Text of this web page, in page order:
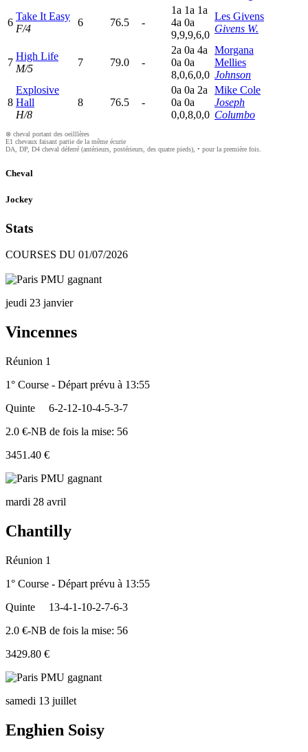
6
Take It Easy
F/4
6 76.5 -
1a 1a 1a
4a 0a
9,9,9,6,0
Les Givens
Givens W.
7
High Life
M/5
7 79.0 -
2a 0a 4a
0a 0a
8,0,6,0,0
Morgana
Mellies
Johnson
8
Explosive
Hall
H/8
8 76.5 -
0a 0a 2a
0a 0a
0,0,8,0,0
Mike Cole
Joseph
Columbo
⊗ cheval portant des oeilllères
E1 chevaux faisant partie de la même écurie
DA, DP, D4 cheval déferré (antérieurs, postérieurs, des quatre pieds), • pour la première fois.
Cheval
Jockey
Stats
COURSES DU 01/07/2026
jeudi 23 janvier
Vincennes
Réunion 1
1° Course - Départ prévu à 13:55
Quinte
6-2-12-10-4-5-3-7
2.0 €-NB de fois la mise: 56
3451.40 €
mardi 28 avril
Chantilly
Réunion 1
1° Course - Départ prévu à 13:55
Quinte
13-4-1-10-2-7-6-3
2.0 €-NB de fois la mise: 56
3429.80 €
samedi 13 juillet
Enghien Soisy